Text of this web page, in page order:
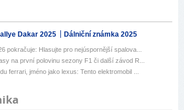
Dakar 2025 Dálniční známka 2025
pokračuje: Hlasujte pro nejúspornější spalova...
na první polovinu sezony F1 či další závod R...
ferrari, jméno jako lexus: Tento elektromobil ...